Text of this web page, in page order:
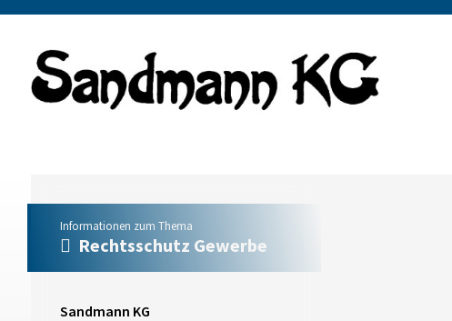
Informationen zum Thema
Rechtsschutz Gewerbe
Sandmann KG